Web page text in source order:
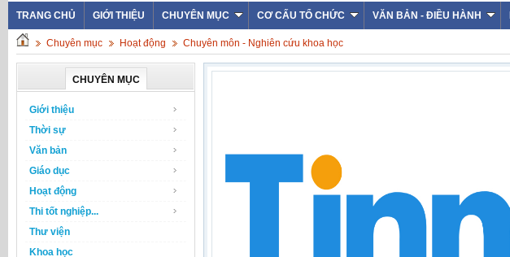
TRANG CHỦ
GIỚI THIỆU CHUYÊN MỤC CƠ CẤU TỔ CHỨC VĂN BẢN - ĐIỀU HÀNH
Chuyên mục Hoạt động Chuyên môn - Nghiên cứu khoa học
CHUYÊN MỤC
Giới thiệu
Thời sự
Văn bản
Giáo dục
Hoạt động
Thi tốt nghiệp...
Thư viện
Khoa học